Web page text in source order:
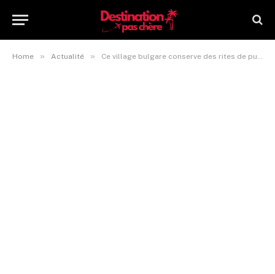
Home » Actualité » Ce village bulgare conserve des rites de purification par le feu encore vivants